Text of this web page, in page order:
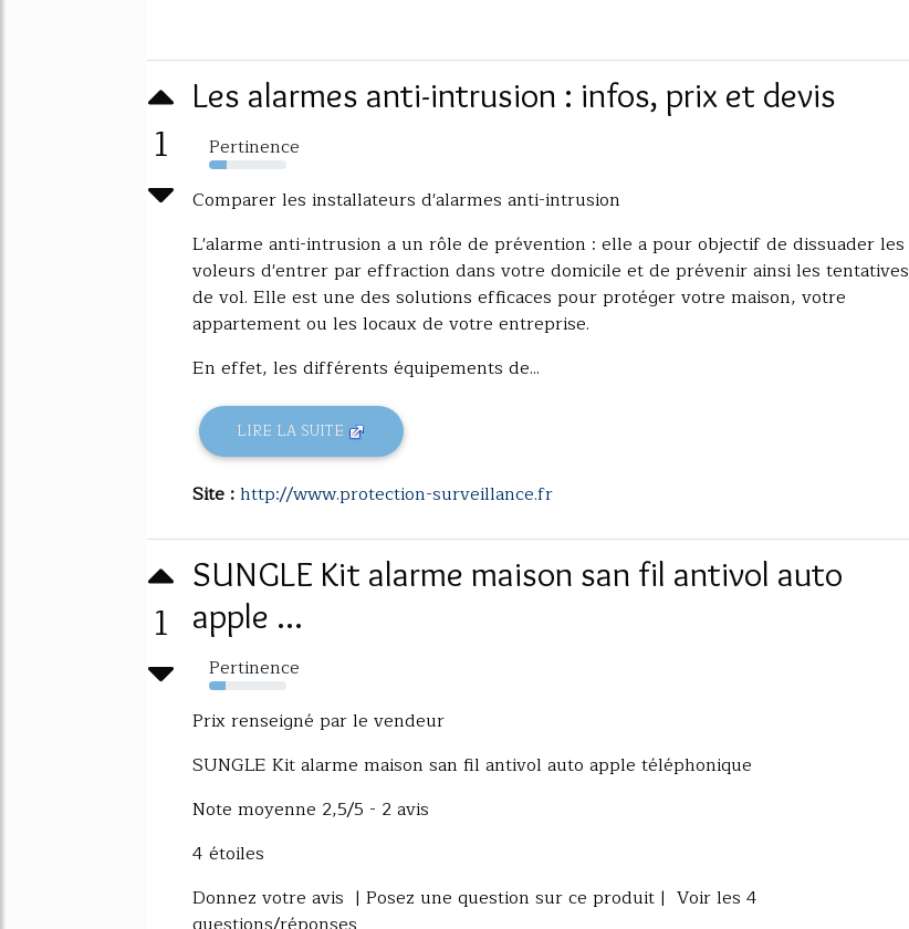
1
Les alarmes anti-intrusion : infos, prix et devis
Pertinence
23%
Comparer les installateurs d'alarmes anti-intrusion
L'alarme anti-intrusion a un rôle de prévention : elle a pour objectif de dissuader les
voleurs d'entrer par effraction dans votre domicile et de prévenir ainsi les tentatives
de vol. Elle est une des solutions efficaces pour protéger votre maison, votre
appartement ou les locaux de votre entreprise.
En effet, les différents équipements de...
LIRE LA SUITE
Site :http://www.protection-surveillance.fr
1
SUNGLE Kit alarme maison san fil antivol auto
apple ...
Pertinence
22%
Prix renseigné par le vendeur
SUNGLE Kit alarme maison san fil antivol auto apple téléphonique
Note moyenne 2,5/5 - 2 avis
4 étoiles
Donnez votre avis | Posez une question sur ce produit | Voir les 4